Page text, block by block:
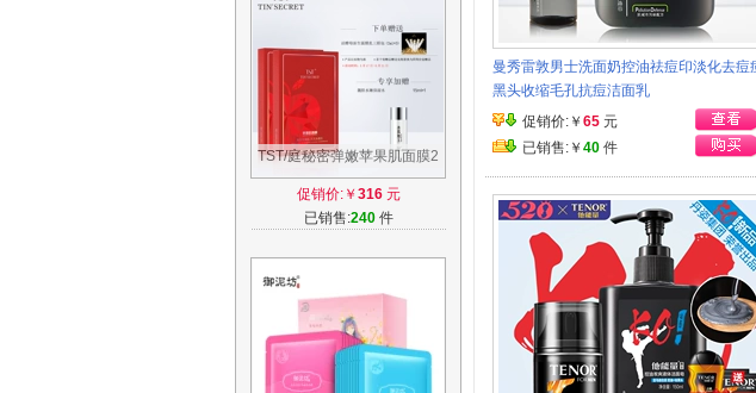
TST/庭秘密弹嫩苹果肌面膜2
盒装10片补水保湿 紧致滋润
促销价:￥ 316元
已销售:240件
曼秀雷敦男士洗面奶控油祛痘印淡化去痘
黑头收缩毛孔抗痘洁面乳
促销价:￥ 65 元
已销售:￥ 40 件